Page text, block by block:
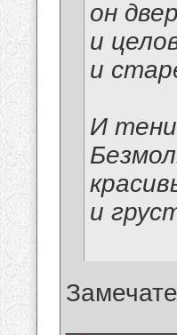
он
и
и
И тени
и